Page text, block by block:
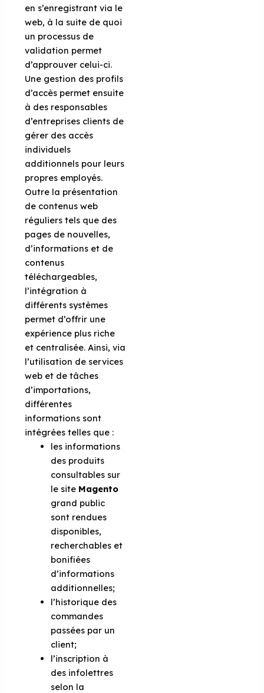
en s’enregistrant via le
web, à la suite de quoi
un processus de
validation permet
d’approuver celui-ci.
Une gestion des profils
d’accès permet ensuite
à des responsables
d’entreprises clients de
gérer des accès
individuels
additionnels pour leurs
propres employés.
Outre la présentation
de contenus web
réguliers tels que des
pages de nouvelles,
d’informations et de
contenus
téléchargeables,
l’intégration à
différents systèmes
permet d’offrir une
expérience plus riche
et centralisée. Ainsi, via
l’utilisation de services
web et de tâches
d’importations,
différentes
informations sont
intégrées telles que :
les informations
des produits
consultables sur
le site Magento
grand public
sont rendues
disponibles,
recherchables et
bonifiées
d’informations
additionnelles;
l’historique des
commandes
passées par un
client;
l’inscription à
des infolettres
selon la